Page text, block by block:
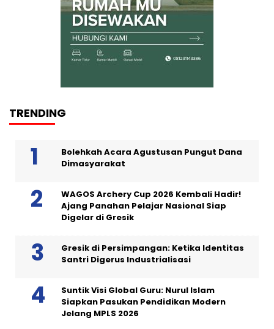
TRENDING
Bolehkah Acara Agustusan Pungut Dana
Dimasyarakat
WAGOS Archery Cup 2026 Kembali Hadir!
Ajang Panahan Pelajar Nasional Siap
Digelar di Gresik
Gresik di Persimpangan: Ketika Identitas
Santri Digerus Industrialisasi
Suntik Visi Global Guru: Nurul Islam
Siapkan Pasukan Pendidikan Modern
Jelang MPLS 2026